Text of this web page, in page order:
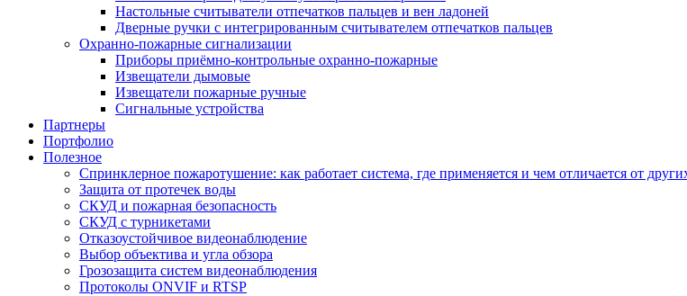
Настольные считыватели отпечатков пальцев и вен ладоней
Дверные ручки с интегрированным считывателем отпечатков пальцев
Охранно-пожарные сигнализации
Приборы приёмно-контрольные охранно-пожарные
Извещатели дымовые
Извещатели пожарные ручные
Сигнальные устройства
Партнеры
Портфолио
Полезное
Спринклерное пожаротушение: как работает система, где применяется и чем отличается от
Защита от протечек воды
СКУД и пожарная безопасность
СКУД с турникетами
Отказоустойчивое видеонаблюдение
Выбор объектива и угла обзора
Грозозащита систем видеонаблюдения
Протоколы ONVIF и RTSP